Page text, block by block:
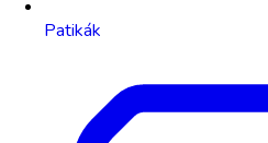
Patikák